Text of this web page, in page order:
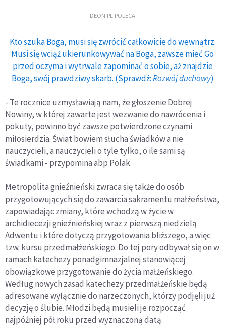
DEON.PL POLECA
Kto szuka Boga, musi się zwrócić całkowicie do wewnątrz.
Musi się wciąż ukierunkowywać na Boga, zawsze mieć Go
przed oczyma i wytrwale zapominać o sobie, aż znajdzie
Boga, swój prawdziwy skarb. (Sprawdź:Rozwój duchowy)
- Te rocznice uzmysławiają nam, że głoszenie Dobrej
Nowiny, w której zawarte jest wezwanie do nawrócenia i
pokuty, powinno być zawsze potwierdzone czynami
miłosierdzia. Świat bowiem słucha świadków a nie
nauczycieli, a nauczycieli o tyle tylko, o ile sami są
świadkami - przypomina abp Polak.
Metropolita gnieźnieński zwraca się także do osób
przygotowujących się do zawarcia sakramentu małżeństwa,
zapowiadając zmiany, które wchodzą w życie w
archidiecezji gnieźnieńskiej wraz z pierwszą niedzielą
Adwentu i które dotyczą przygotowania bliższego, a więc
tzw. kursu przedmałżeńskiego. Do tej pory odbywał się on w
ramach katechezy ponadgimnazjalnej stanowiącej
obowiązkowe przygotowanie do życia małżeńskiego.
Według nowych zasad katechezy przedmałżeńskie będą
adresowane wyłącznie do narzeczonych, którzy podjęli już
decyzję o ślubie. Młodzi będą musieli je rozpocząć
najpóźniej pół roku przed wyznaczoną datą.